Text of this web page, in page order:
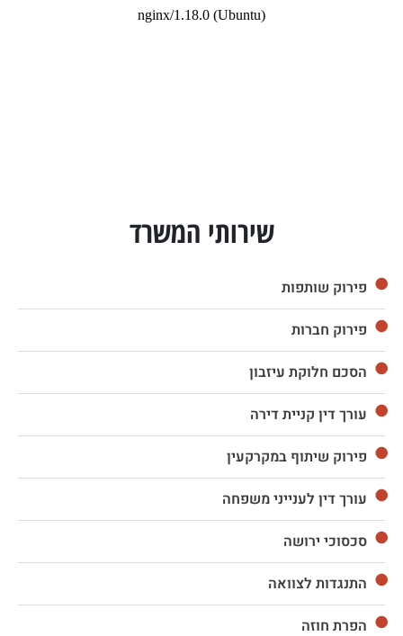
שירותי המשרד
פירוק שותפות
פירוק חברות
הסכם חלוקת עיזבון
עורך דין קניית דירה
פירוק שיתוף במקרקעין
עורך דין לענייני משפחה
סכסוכי ירושה
התנגדות לצוואה
הפרת חוזה